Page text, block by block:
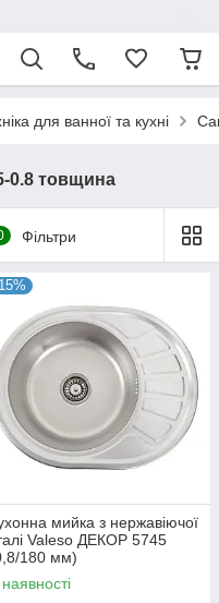
для ванної та кухні
0.8 товщина
Фільтри
мийка з нержавіючої
Valeso ДЕКОР 5745
180 мм)